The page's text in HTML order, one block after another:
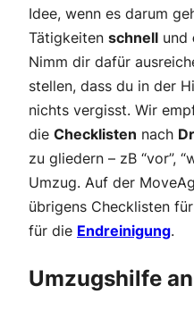
Idee, wenn es darum
Tätigkeiten schnell und
Nimm dir dafür
stellen, dass du in der
nichts vergisst. Wir
die Checklisten nach
zu gliedern – zB “vor”,
Umzug. Auf der
übrigens Checklisten
für die Endreinigung.
Umzugshilfe